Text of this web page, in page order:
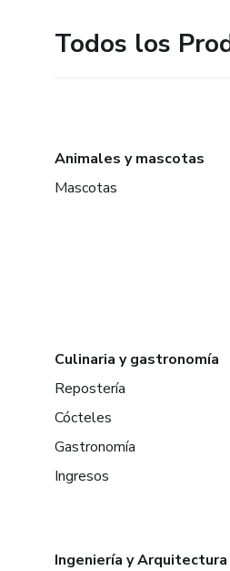
Todos los
Animales y mascotas
Mascotas
Culinaria y gastronomía
Repostería
Cócteles
Gastronomía
Ingresos
Ingeniería y Arquitectura